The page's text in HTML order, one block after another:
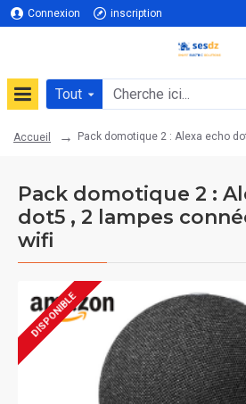
Connexion inscription
Tout
Accueil Pack domotique 2 : Alexa echo
Pack domotique 2 :
dot5 , 2 lampes
wifi
DISPONIBLE